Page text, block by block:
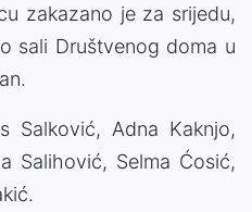
zakazano je za srijedu,
sali Društvenog doma u
Salković, Adna Kaknjo,
Salihović, Selma Ćosić,